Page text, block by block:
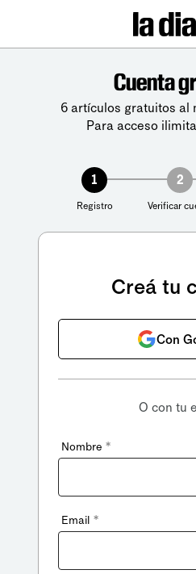
Cuenta
6 artículos gratuitos al
Para acceso
1
Registro
2
Verificar
Creá tu
Con
O con tu
Nombre *
Email *